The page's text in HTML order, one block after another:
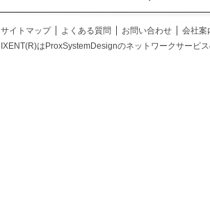
サイトマップ よくある質問 お問い合わせ
会社案
IXENT(R)はProxSystemDesignのネットワークサービ